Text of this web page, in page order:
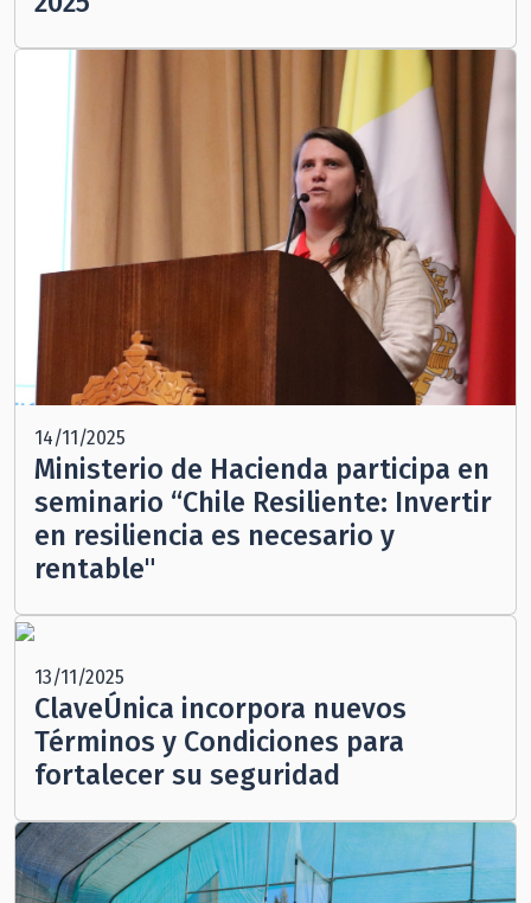
14/11/2025
Ministerio de Hacienda participa en
seminario “Chile Resiliente: Invertir
en resiliencia es necesario y
rentable"
13/11/2025
ClaveÚnica incorpora nuevos
Términos y Condiciones para
fortalecer su seguridad